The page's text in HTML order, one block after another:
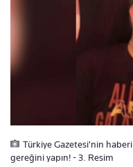
Türkiye Gazetesi'nin haberi
gereğini yapın! - 3. Resim